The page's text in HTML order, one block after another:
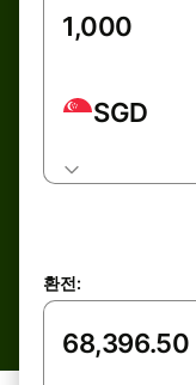
SGD
환전: